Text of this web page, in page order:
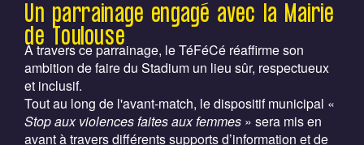
Un parrainage engagé avec la Mairie
de Toulouse
À travers ce parrainage, le TéFéCé réaffirme son
ambition de faire du Stadium un lieu sûr, respectueux
et inclusif.
Tout au long de l'avant-match, le dispositif municipal «
Stop aux violences faites aux femmes » sera mis en
avant à travers différents supports d’information et de